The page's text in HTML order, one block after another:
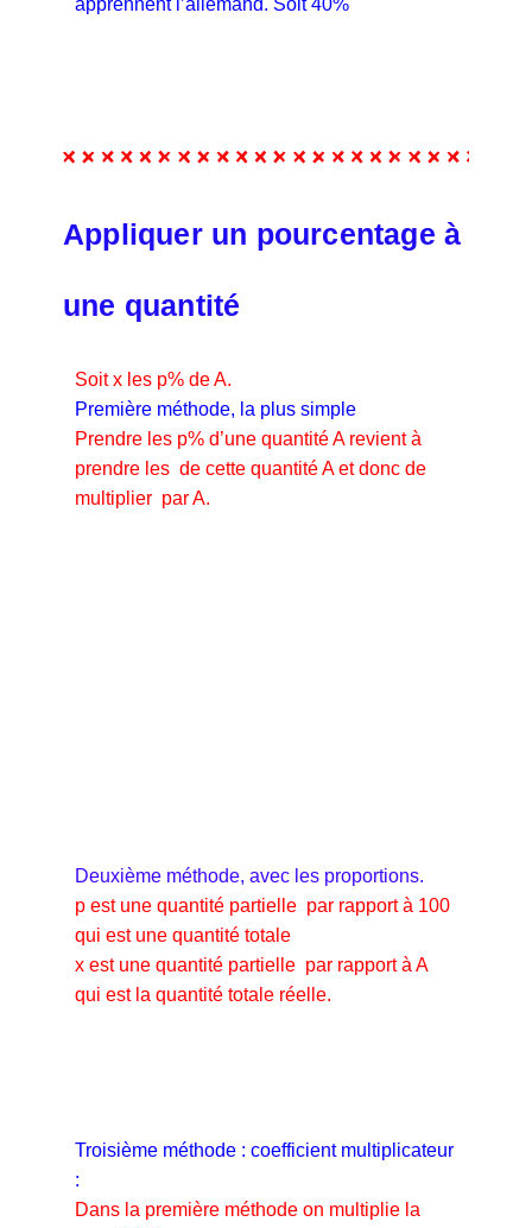
apprennent l’allemand. Soit 40%
Appliquer un pourcentage à
une quantité
Soit x les p% de A.
Première méthode, la plus simple
Prendre les p% d’une quantité A revient à
prendre les de cette quantité A et donc de
multiplier par A.
Deuxième méthode, avec les proportions.
p est une quantité partielle par rapport à 100
qui est une quantité totale
x est une quantité partielle par rapport à A
qui est la quantité totale réelle.
Troisième méthode : coefficient multiplicateur
:
Dans la première méthode on multiplie la